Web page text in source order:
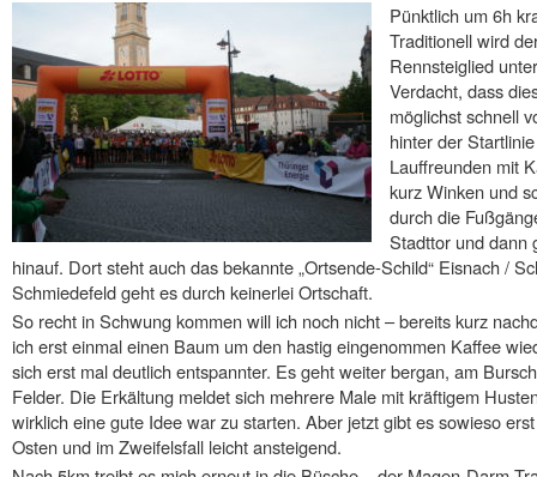
Pünktlich um 6h
Traditionell wird
Rennsteiglied
Verdacht, dass
möglichst schnell
hinter der
Lauffreunden mit
kurz Winken und
durch die
Stadttor und dann
hinauf. Dort steht auch das bekannte „Ortsende-Schild“ Eisnach /
Schmiedefeld geht es durch keinerlei Ortschaft.
So recht in Schwung kommen will ich noch nicht – bereits kurz
ich erst einmal einen Baum um den hastig eingenommen Kaffee
sich erst mal deutlich entspannter. Es geht weiter bergan, am
Felder. Die Erkältung meldet sich mehrere Male mit kräftigem
wirklich eine gute Idee war zu starten. Aber jetzt gibt es sowieso
Osten und im Zweifelsfall leicht ansteigend.